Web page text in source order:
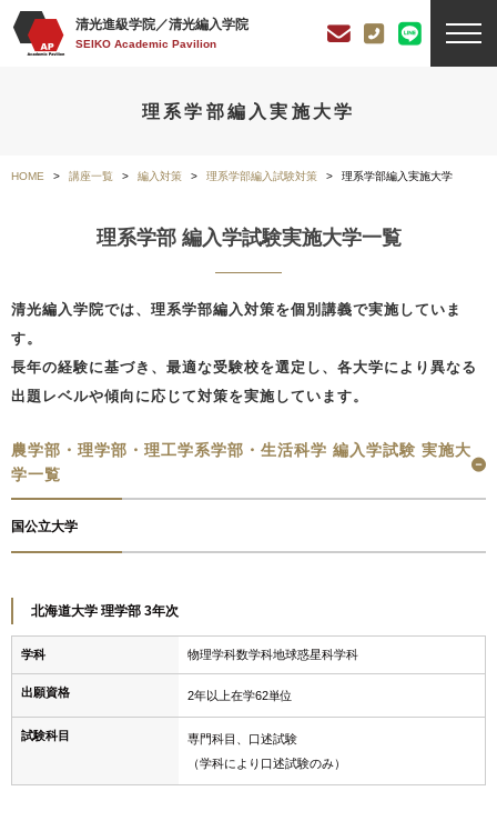
清光進級学院／清光編入学院
SEIKO Academic Pavilion
理系学部編入実施大学
HOME 講座一覧 編入対策 理系学部編入試験対策 理系学部編入実施大学
理系学部 編入学試験実施大学一覧
清光編入学院では、理系学部編入対策を個別講義で実施していま
す。
長年の経験に基づき、最適な受験校を選定し、各大学により異なる
出題レベルや傾向に応じて対策を実施しています。
農学部・理学部・理工学系学部・生活科学 編入学試験 実施大
学一覧
国公立大学
北海道大学 理学部 3年次
学科 物理学科数学科地球惑星科学科
出願資格 2年以上在学62単位
試験科目
専門科目、口述試験
（学科により口述試験のみ）